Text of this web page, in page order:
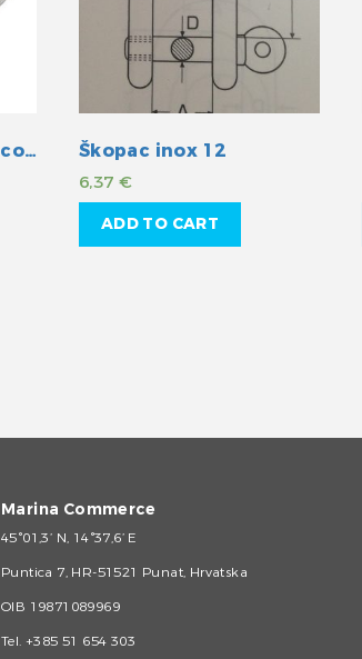
Karabin inox A4 s očicom 120mm Škopac inox 12
6,37 €
ADD TO CART
Marina Commerce
45°01,3’ N, 14°37,6’ E
Puntica 7, HR-51521 Punat, Hrvatska
OIB 19871089969
Tel. +385 51 654 303